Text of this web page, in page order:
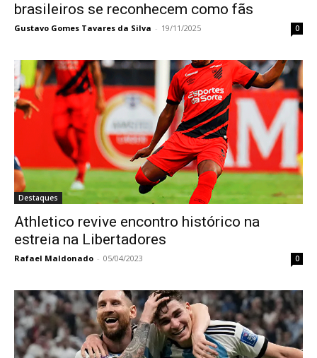
brasileiros se reconhecem como fãs
Gustavo Gomes Tavares da Silva - 19/11/2025 0
Destaques
Athletico revive encontro histórico na
estreia na Libertadores
Rafael Maldonado - 05/04/2023 0